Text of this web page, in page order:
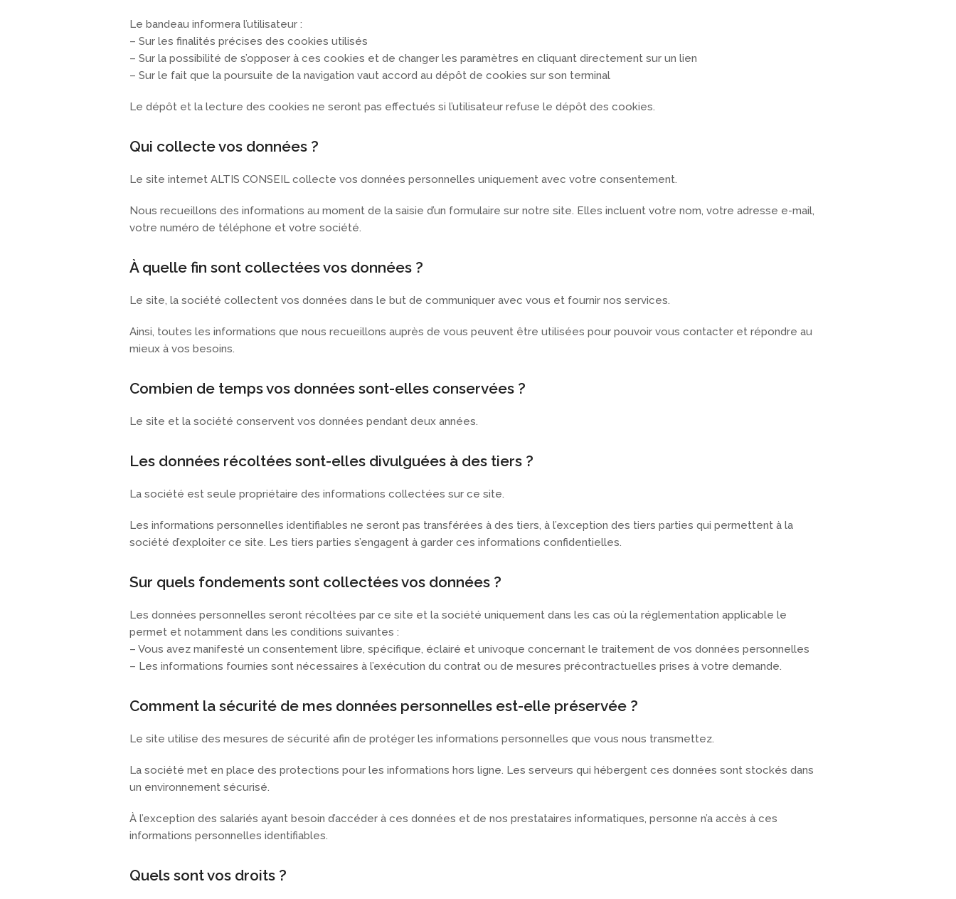
Le bandeau informera l’utilisateur :
– Sur les finalités précises des cookies utilisés
– Sur la possibilité de s’opposer à ces cookies et de changer les paramètres en cliquant directement sur un lien
– Sur le fait que la poursuite de la navigation vaut accord au dépôt de cookies sur son terminal
Le dépôt et la lecture des cookies ne seront pas effectués si l’utilisateur refuse le dépôt des cookies.
Qui collecte vos données ?
Le site internet ALTIS CONSEIL collecte vos données personnelles uniquement avec votre consentement.
Nous recueillons des informations au moment de la saisie d’un formulaire sur notre site. Elles incluent votre nom, votre adresse e-mail,
votre numéro de téléphone et votre société.
À quelle fin sont collectées vos données ?
Le site, la société collectent vos données dans le but de communiquer avec vous et fournir nos services.
Ainsi, toutes les informations que nous recueillons auprès de vous peuvent être utilisées pour pouvoir vous contacter et répondre au
mieux à vos besoins.
Combien de temps vos données sont-elles conservées ?
Le site et la société conservent vos données pendant deux années.
Les données récoltées sont-elles divulguées à des tiers ?
La société est seule propriétaire des informations collectées sur ce site.
Les informations personnelles identifiables ne seront pas transférées à des tiers, à l’exception des tiers parties qui permettent à la
société d’exploiter ce site. Les tiers parties s’engagent à garder ces informations confidentielles.
Sur quels fondements sont collectées vos données ?
Les données personnelles seront récoltées par ce site et la société uniquement dans les cas où la réglementation applicable le
permet et notamment dans les conditions suivantes :
– Vous avez manifesté un consentement libre, spécifique, éclairé et univoque concernant le traitement de vos données personnelles
– Les informations fournies sont nécessaires à l’exécution du contrat ou de mesures précontractuelles prises à votre demande.
Comment la sécurité de mes données personnelles est-elle préservée ?
Le site utilise des mesures de sécurité afin de protéger les informations personnelles que vous nous transmettez.
La société met en place des protections pour les informations hors ligne. Les serveurs qui hébergent ces données sont stockés dans
un environnement sécurisé.
À l’exception des salariés ayant besoin d’accéder à ces données et de nos prestataires informatiques, personne n’a accès à ces
informations personnelles identifiables.
Quels sont vos droits ?